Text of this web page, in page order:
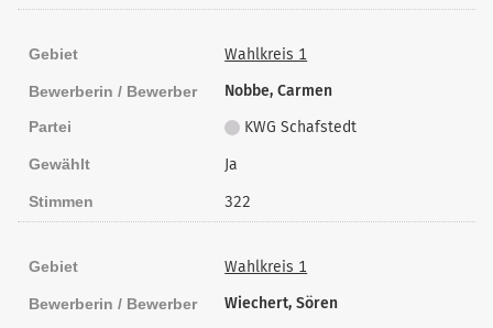
Gebiet Wahlkreis 1
Bewerberin / Bewerber Nobbe, Carmen
Partei KWG Schafstedt
Gewählt Ja
Stimmen 322
Gebiet Wahlkreis 1
Bewerberin / Bewerber Wiechert, Sören